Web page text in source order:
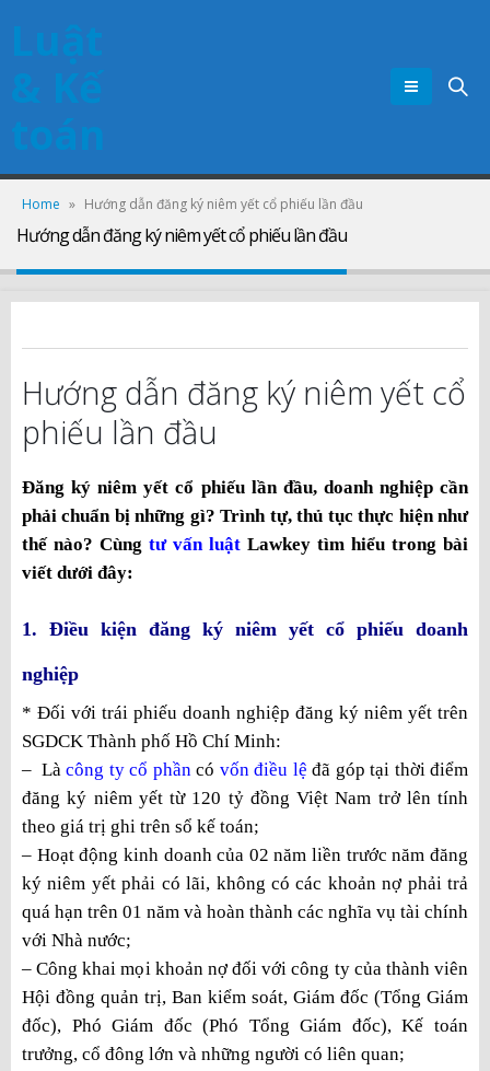
Luật
& Kế
toán
Home » Hướng dẫn đăng ký niêm yết cổ phiếu lần đầu
Hướng dẫn đăng ký niêm yết cổ phiếu lần đầu
Hướng dẫn đăng ký niêm yết cổ
phiếu lần đầu
Đăng ký niêm yết cổ phiếu lần đầu, doanh nghiệp cần
phải chuẩn bị những gì? Trình tự, thủ tục thực hiện như
thế nào? Cùng tư vấn luật Lawkey tìm hiểu trong bài
viết dưới đây:
1. Điều kiện đăng ký niêm yết cổ phiếu doanh
nghiệp
* Đối với trái phiếu doanh nghiệp đăng ký niêm yết trên
SGDCK Thành phố Hồ Chí Minh:
– Làcông ty cổ phầncó vốn điều lệ đã góp tại thời điểm
đăng ký niêm yết từ 120 tỷ đồng Việt Nam trở lên tính
theo giá trị ghi trên sổ kế toán;
– Hoạt động kinh doanh của 02 năm liền trước năm đăng
ký niêm yết phải có lãi, không có các khoản nợ phải trả
quá hạn trên 01 năm và hoàn thành các nghĩa vụ tài chính
với Nhà nước;
– Công khai mọi khoản nợ đối với công ty của thành viên
Hội đồng quản trị, Ban kiểm soát, Giám đốc (Tổng Giám
đốc), Phó Giám đốc (Phó Tổng Giám đốc), Kế toán
trưởng, cổ đông lớn và những người có liên quan;